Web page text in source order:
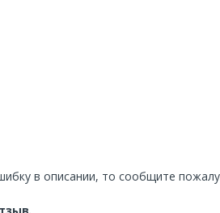
в описании, то сообщите